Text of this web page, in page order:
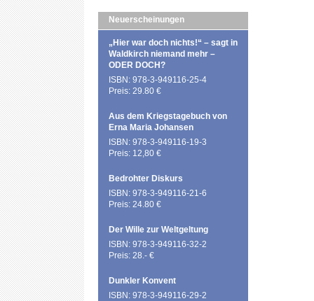
Neuerscheinungen
„Hier war doch nichts!“ – sagt in
Waldkirch niemand mehr –
ODER DOCH?
ISBN: 978-3-949116-25-4
Preis: 29.80 €
Aus dem Kriegstagebuch von
Erna Maria Johansen
ISBN: 978-3-949116-19-3
Preis: 12,80 €
Bedrohter Diskurs
ISBN: 978-3-949116-21-6
Preis: 24.80 €
Der Wille zur Weltgeltung
ISBN: 978-3-949116-32-2
Preis: 28.- €
Dunkler Konvent
ISBN: 978-3-949116-29-2